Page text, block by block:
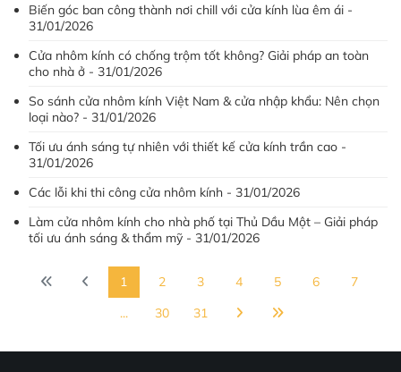
Biến góc ban công thành nơi chill với cửa kính lùa êm ái -
31/01/2026
Cửa nhôm kính có chống trộm tốt không? Giải pháp an toàn
cho nhà ở - 31/01/2026
So sánh cửa nhôm kính Việt Nam & cửa nhập khẩu: Nên chọn
loại nào? - 31/01/2026
Tối ưu ánh sáng tự nhiên với thiết kế cửa kính trần cao -
31/01/2026
Các lỗi khi thi công cửa nhôm kính - 31/01/2026
Làm cửa nhôm kính cho nhà phố tại Thủ Dầu Một – Giải pháp
tối ưu ánh sáng & thẩm mỹ - 31/01/2026
1 2 3 4 5 6
7
...
30 31